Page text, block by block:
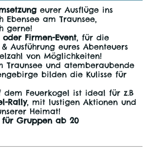
eurer Ausflüge ins
Ebensee am Traunsee,
gerne!
Firmen-Event, für die
Ausführung eures Abenteuers
von Möglichkeiten!
Traunsee und atemberaubende
bilden die Kulisse für
dem Feuerkogel ist ideal für z.B
Rally, mit lustigen Aktionen und
Heimat!
Gruppen ab 20